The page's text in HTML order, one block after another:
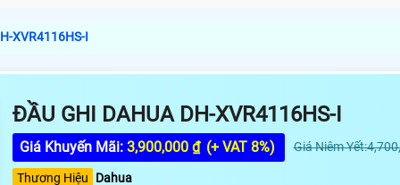
XVR4116HS-I
ĐẦU GHI DAHUA DH-XVR4116HS-I
Giá Khuyến Mãi: 3,900,000 ₫ (+ VAT 8%) Giá Niêm
Thương Hiệu Dahua